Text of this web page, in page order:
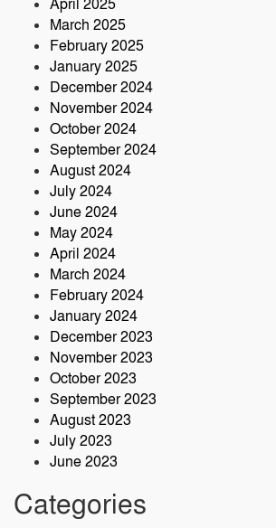
April 2025
March 2025
February 2025
January 2025
December 2024
November 2024
October 2024
September 2024
August 2024
July 2024
June 2024
May 2024
April 2024
March 2024
February 2024
January 2024
December 2023
November 2023
October 2023
September 2023
August 2023
July 2023
June 2023
Categories